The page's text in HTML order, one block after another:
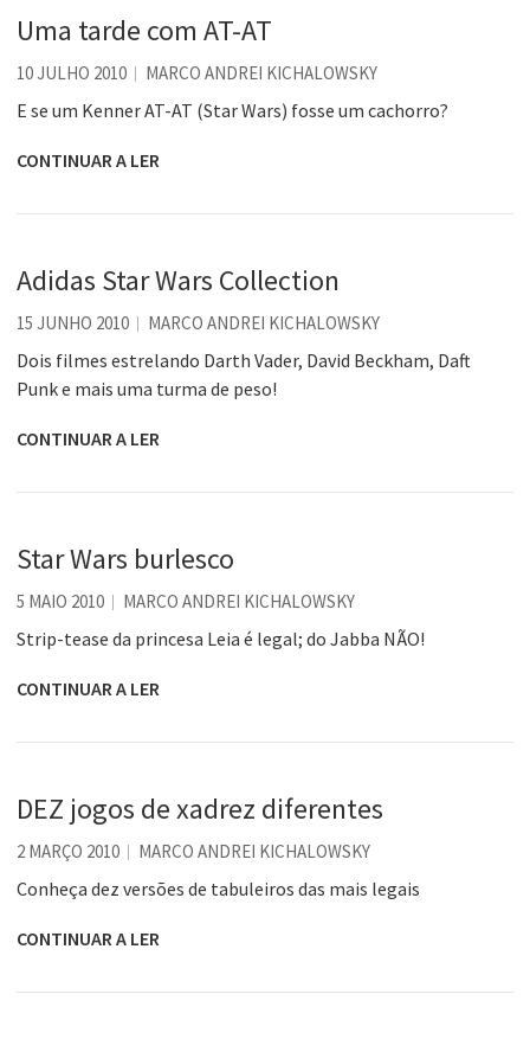
Esse tal de Rock Gaúcho
Os causos de Jorge Luis Borges
Voto obrigatório é correto?
Uma tarde com AT-AT
10 JULHO 2010 MARCO ANDREI KICHALOWSKY
E se um Kenner AT-AT (Star Wars) fosse um cachorro?
CONTINUAR A LER
Adidas Star Wars Collection
15 JUNHO 2010 MARCO ANDREI KICHALOWSKY
Dois filmes estrelando Darth Vader, David Beckham, Daft
Punk e mais uma turma de peso!
CONTINUAR A LER
Star Wars burlesco
5 MAIO 2010 MARCO ANDREI KICHALOWSKY
Strip-tease da princesa Leia é legal; do Jabba NÃO!
CONTINUAR A LER
DEZ jogos de xadrez diferentes
2 MARÇO 2010 MARCO ANDREI KICHALOWSKY
Conheça dez versões de tabuleiros das mais legais
CONTINUAR A LER